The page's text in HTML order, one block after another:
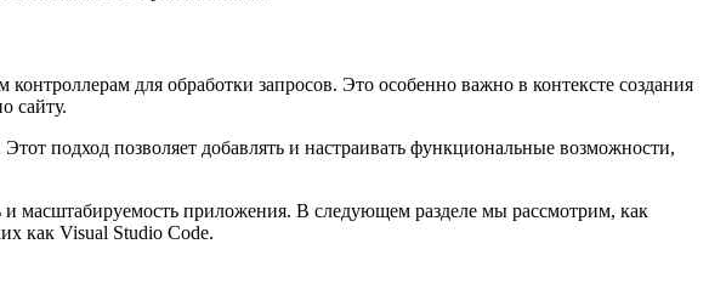
для обработки запросов. Это особенно важно в контексте создания
сайту.
подход позволяет добавлять и настраивать функциональные возможности,
масштабируемость приложения. В следующем разделе мы рассмотрим, как
как Visual Studio Code.